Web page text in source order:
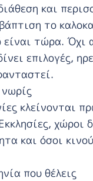
και
το
είναι τώρα. Όχι
επιλογές,
κλείνονται
και όσοι
που θέλεις